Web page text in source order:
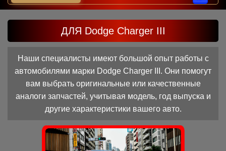
ДЛЯ Dodge Charger III
Наши специалисты имеют большой опыт работы с
автомобилями марки Dodge Charger III. Они помогут
вам выбрать оригинальные или качественные
аналоги запчастей, учитывая модель, год выпуска и
другие характеристики вашего авто.